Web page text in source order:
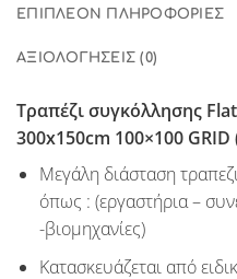
ΕΠΙΠΛΈΟΝ ΠΛΗΡΟΦΟΡΊΕΣ
ΑΞΙΟΛΟΓΉΣΕΙΣ (0)
Τραπέζι συγκόλλησης
300x150cm 100×100
Μεγάλη διάσταση
όπως : (εργαστήρια –
-βιομηχανίες)
Κατασκευάζεται από